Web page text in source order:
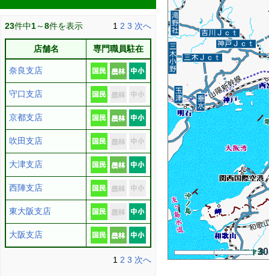
23件中1～8件を表示 1 2 3 次へ
店舗名 専門職員駐在
奈良支店
守口支店
京都支店
吹田支店
大津支店
西陣支店
東大阪支店
大阪支店
1 2 3 次へ